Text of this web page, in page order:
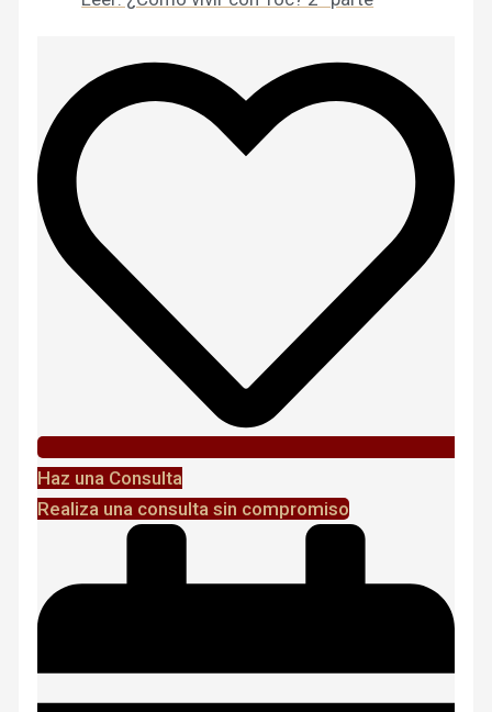
Haz una Consulta
Realiza una consulta sin compromiso